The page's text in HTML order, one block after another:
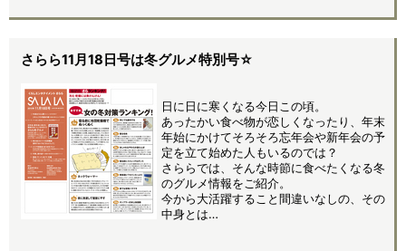
さらら11月18日号は冬グルメ特別号☆
日に日に寒くなる今日この頃。
あったかい食べ物が恋しくなったり、年末
年始にかけてそろそろ忘年会や新年会の予
定を立て始めた人もいるのでは？
さららでは、そんな時節に食べたくなる冬
のグルメ情報をご紹介。
今から大活躍すること間違いなしの、その
中身とは…